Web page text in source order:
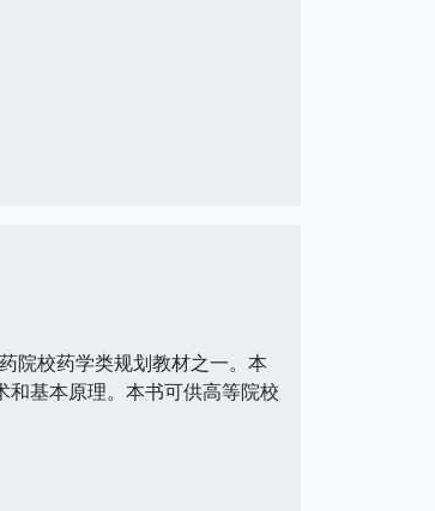
院校药学类规划教材之一。本
基本原理。本书可供高等院校